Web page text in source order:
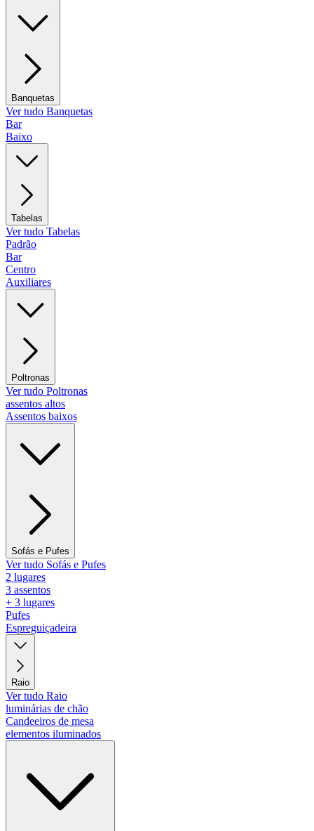
Banquetas
Ver tudo Banquetas
Bar
Baixo
Tabelas
Ver tudo Tabelas
Padrão
Bar
Centro
Auxiliares
Poltronas
Ver tudo Poltronas
assentos altos
Assentos baixos
Sofás e Pufes
Ver tudo Sofás e Pufes
2 lugares
3 assentos
+ 3 lugares
Pufes
Espreguiçadeira
Raio
Ver tudo Raio
luminárias de chão
Candeeiros de mesa
elementos iluminados